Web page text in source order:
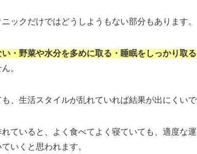
ックだけではどうしようもない部分もあります。
・野菜や水分を多めに取る・睡眠をしっかり取る
。
、生活スタイルが乱れていれば結果が出にくいで
ていると、よく食べてよく寝ていても、適度な
いくと思われます。